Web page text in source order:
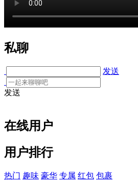
私聊
发送
发送
在线用户
用户排行
热门 趣味 豪华 专属 红包 包裹